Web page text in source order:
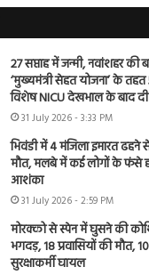
27 सप्ताह में जन्मी, नवांशहर की
‘मुख्यमंत्री सेहत योजना’ के तहत
विशेष NICU देखभाल के बाद
31 July 2026 - 3:33 PM
भिवंडी में 4 मंजिला इमारत ढहने
मौत, मलबे में कई लोगों के फंसे
आशंका
31 July 2026 - 2:59 PM
मोरक्को से स्पेन में घुसने की
भगदड़, 18 प्रवासियों की मौत,
सुरक्षाकर्मी घायल